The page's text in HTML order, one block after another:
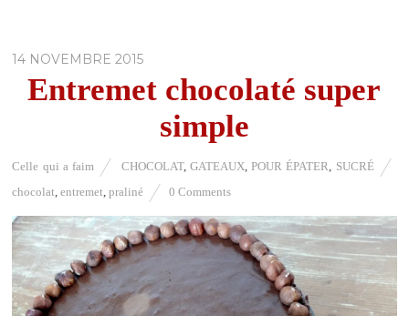
14 NOVEMBRE 2015
Entremet chocolaté super
simple
Celle qui a faim CHOCOLAT, GATEAUX ,POUR ÉPATER
SUCRÉ
chocolat ,entremet ,praliné 0 Comments